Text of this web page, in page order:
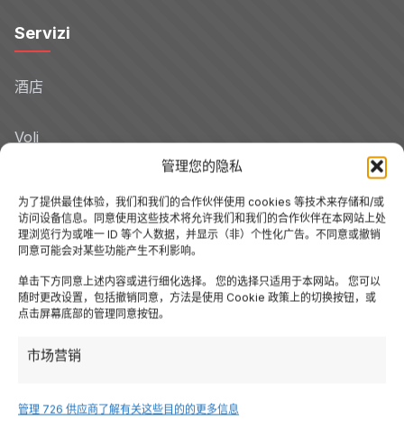
管理您的隐私
为了提供最佳体验，我们和我们的合作伙伴使用 cookies 等技术来存储和/或
访问设备信息。同意使用这些技术将允许我们和我们的合作伙伴在本网站上处
理浏览行为或唯一 ID 等个人数据，并显示（非）个性化广告。不同意或撤销
同意可能会对某些功能产生不利影响。
单击下方同意上述内容或进行细化选择。 您的选择只适用于本网站。 您可以
随时更改设置，包括撤销同意，方法是使用 Cookie 政策上的切换按钮，或
点击屏幕底部的管理同意按钮。
市场营销
管理 726 供应商了解有关这些目的的更多信息
Servizi
酒店
Voli
Tour
博客
Veneto